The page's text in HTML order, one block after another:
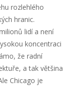
rozlehlého
hranic.
lidí a není
koncentraci
že radní
a tak většina
Chicago je